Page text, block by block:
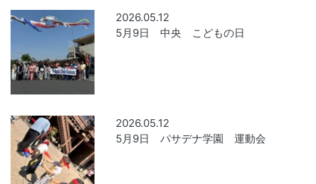
2026.05.12
5月9日 中央 こどもの日
2026.05.12
5月9日 パサデナ学園 運動会